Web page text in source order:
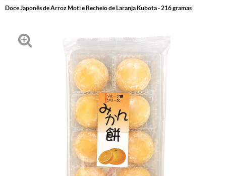
Doce Japonês de Arroz Moti e Recheio de Laranja Kubota - 216 gramas